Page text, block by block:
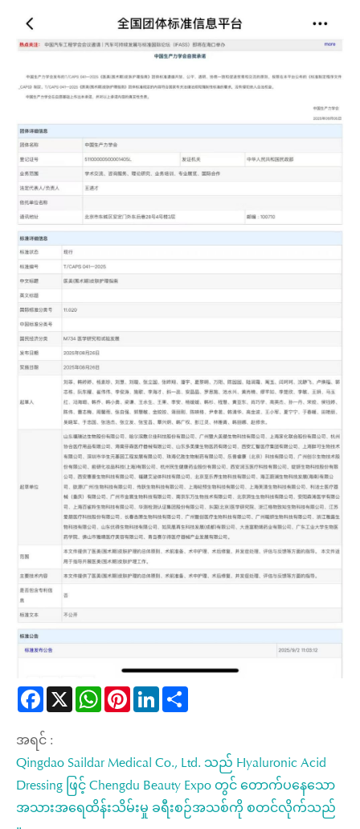
Facebook
X WhatsAppPinterestLinkedIn
အရင် :
Qingdao Saildar Medical Co., Ltd. သည် Hyaluronic Acid
Dressing ဖြင့် Chengdu Beauty Expo တွင် တောက်ပနေသော
အသားအရေထိန်းသိမ်းမှု ခရီးစဉ်အသစ်ကို စတင်လိုက်သည်